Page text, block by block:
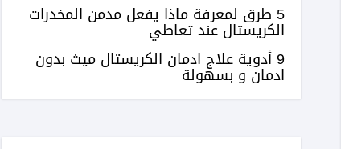
5 طرق لمعرفة ماذا يفعل مدمن المخدرات
الكريستال عند تعاطي
9 أدوية علاج ادمان الكريستال ميث بدون
ادمان و بسهولة